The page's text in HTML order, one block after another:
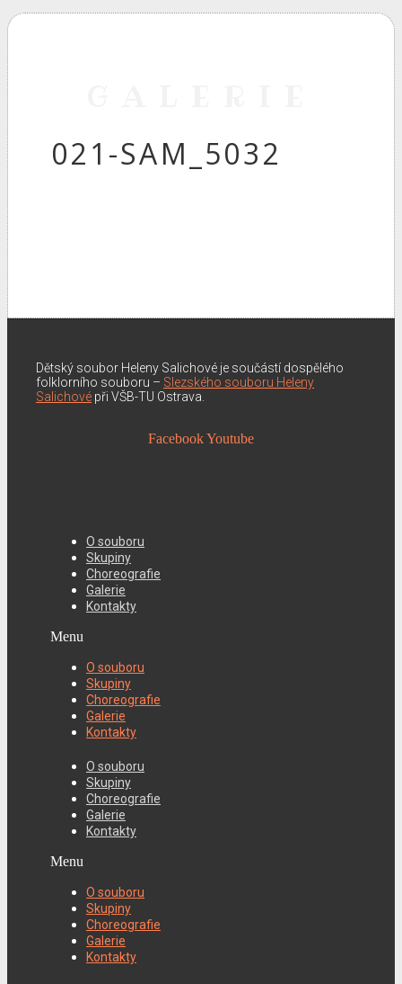
021-SAM_5032
Dětský soubor Heleny Salichové je součástí dospělého
folklorního souboru – Slezského souboru Heleny
Salichové při VŠB-TU Ostrava.
FacebookYoutube
O souboru
Skupiny
Choreografie
Galerie
Kontakty
Menu
O souboru
Skupiny
Choreografie
Galerie
Kontakty
O souboru
Skupiny
Choreografie
Galerie
Kontakty
Menu
O souboru
Skupiny
Choreografie
Galerie
Kontakty